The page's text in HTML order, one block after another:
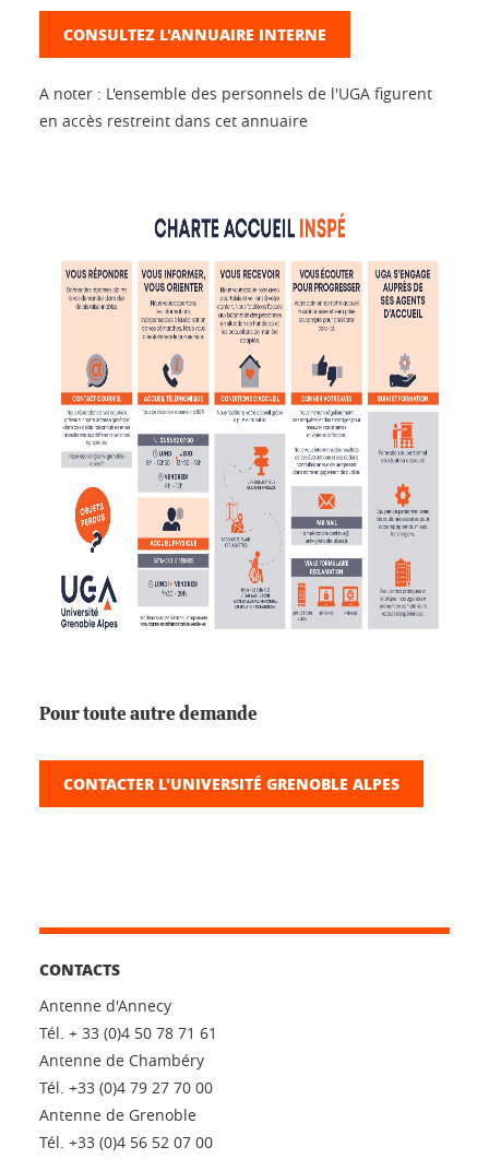
CONSULTEZ L'ANNUAIRE INTERNE
A noter : L'ensemble des personnels de l'UGA figurent
en accès restreint dans cet annuaire
Pour toute autre demande
CONTACTER L'UNIVERSITÉ GRENOBLE ALPES
CONTACTS
Antenne d'Annecy
Tél. + 33 (0)4 50 78 71 61
Antenne de Chambéry
Tél. +33 (0)4 79 27 70 00
Antenne de Grenoble
Tél. +33 (0)4 56 52 07 00